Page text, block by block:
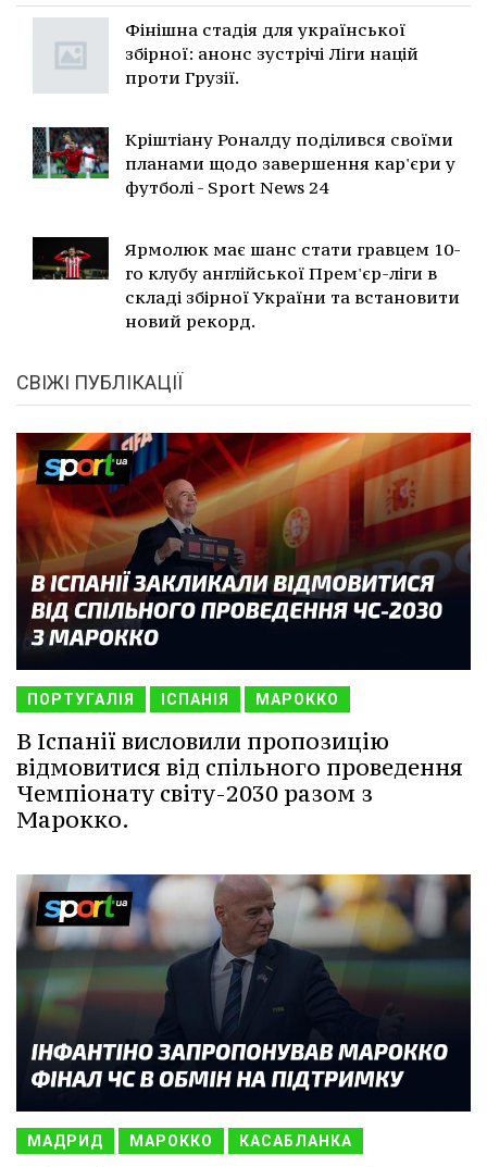
Фінішна стадія для української
збірної: анонс зустрічі Ліги націй
проти Грузії.
Кріштіану Роналду поділився своїми
планами щодо завершення кар'єри у
футболі - Sport News 24
Ярмолюк має шанс стати гравцем 10-
го клубу англійської Прем'єр-ліги в
складі збірної України та встановити
новий рекорд.
СВІЖІ ПУБЛІКАЦІЇ
ПОРТУГАЛІЯ ІСПАНІЯ МАРОККО
В Іспанії висловили пропозицію
відмовитися від спільного проведення
Чемпіонату світу-2030 разом з
Марокко.
МАДРИД МАРОККО КАСАБЛАНКА